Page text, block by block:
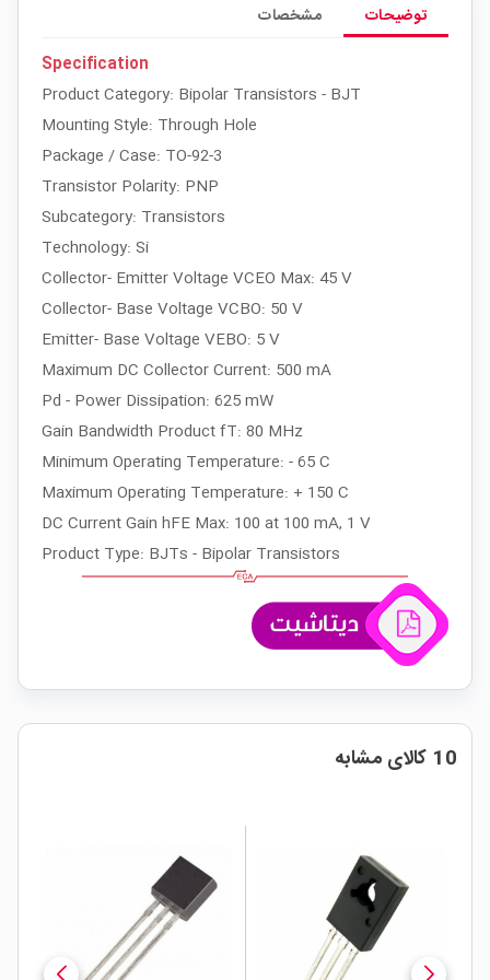
توضیحات
مشخصات
Specification
Product Category: Bipolar Transistors - BJT
Mounting Style: Through Hole
Package / Case: TO-92-3
Transistor Polarity: PNP
Subcategory: Transistors
Technology: Si
Collector- Emitter Voltage VCEO Max: 45 V
Collector- Base Voltage VCBO: 50 V
Emitter- Base Voltage VEBO: 5 V
Maximum DC Collector Current: 500 mA
Pd - Power Dissipation: 625 mW
Gain Bandwidth Product fT: 80 MHz
Minimum Operating Temperature: - 65 C
Maximum Operating Temperature: + 150 C
DC Current Gain hFE Max: 100 at 100 mA, 1 V
Product Type: BJTs - Bipolar Transistors
10 کالای مشابه